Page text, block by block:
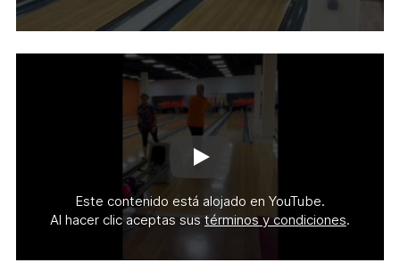
(Se
Reproducir
video
Este contenido está alojado en YouTube.
Al hacer clic aceptas sus términos y condicionesde
(Se
.